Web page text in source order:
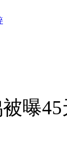
45